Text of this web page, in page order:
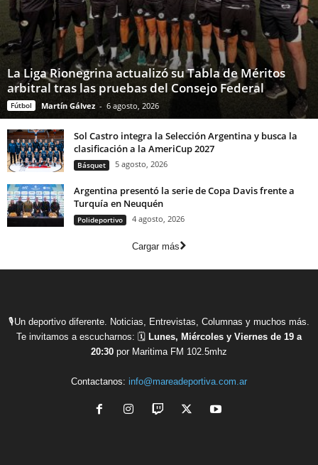
La Liga Rionegrina actualizó su Tabla de Méritos
arbitral tras las pruebas del Consejo Federal
Fútbol Martín Gálvez - 6 agosto, 2026
Sol Castro integra la Selección Argentina y busca la
clasificación a la AmeriCup 2027
Básquet 5 agosto, 2026
Argentina presentó la serie de Copa Davis frente a
Turquía en Neuquén
Polideportivo 4 agosto, 2026
Cargar más
🎙Un deportivo diferente. Noticias, Entrevistas, Columnas y muchos más.
Te invitamos a escucharnos: 🗓 Lunes, Miércoles y Viernes de 19 a
20:30 por Maritima FM 102.5mhz
Contactanos: info@mareadeportiva.com.ar